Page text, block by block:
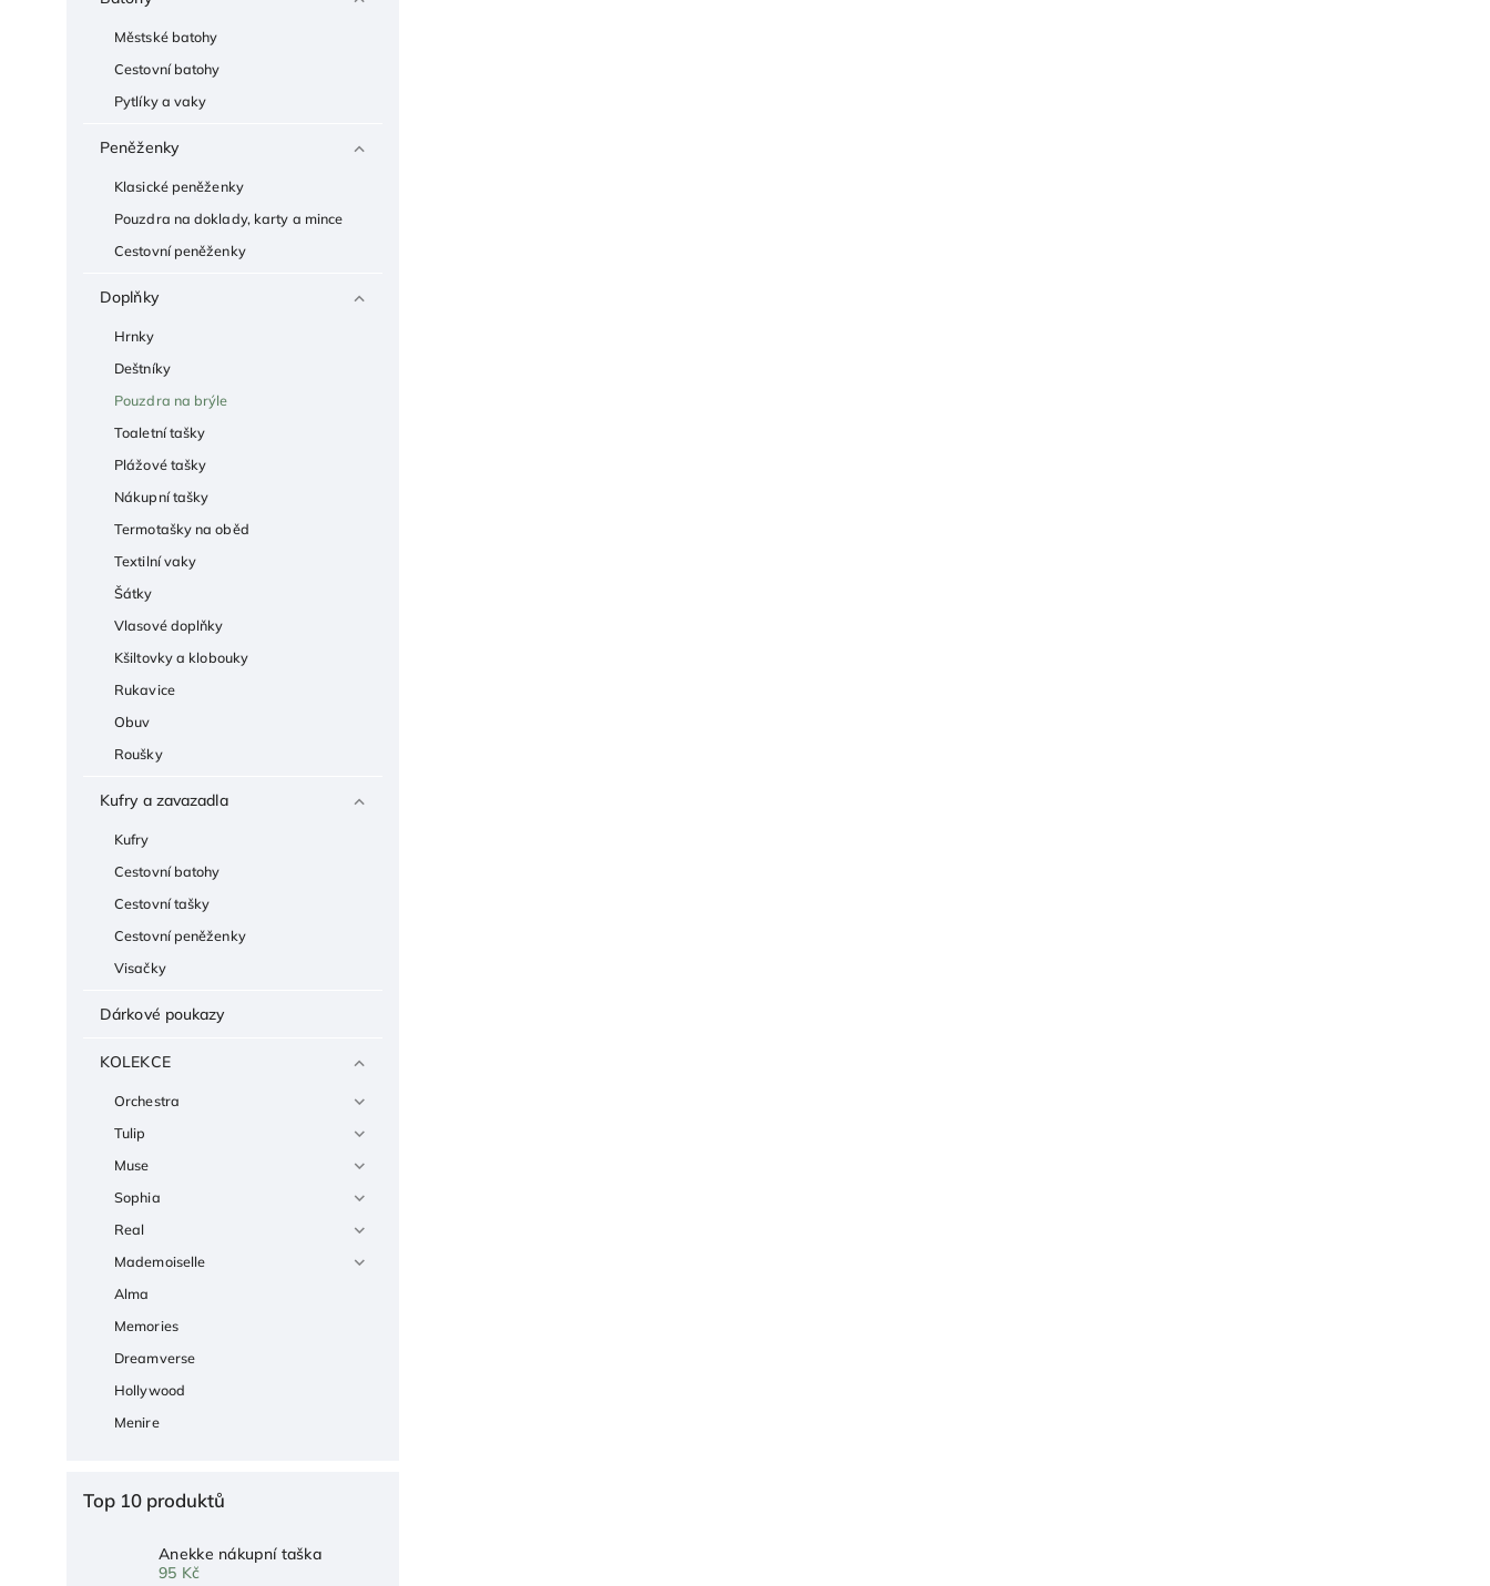
Městské batohy
Cestovní batohy
Pytlíky a vaky
Peněženky
Klasické peněženky
Pouzdra na doklady, karty a mince
Cestovní peněženky
Doplňky
Hrnky
Deštníky
Pouzdra na brýle
Toaletní tašky
Plážové tašky
Nákupní tašky
Termotašky na oběd
Textilní vaky
Šátky
Vlasové doplňky
Kšiltovky a klobouky
Rukavice
Obuv
Roušky
Kufry a zavazadla
Kufry
Cestovní batohy
Cestovní tašky
Cestovní peněženky
Visačky
Dárkové poukazy
KOLEKCE
Orchestra
Tulip
Muse
Sophia
Real
Mademoiselle
Alma
Memories
Dreamverse
Hollywood
Menire
Top 10 produktů
Anekke nákupní taška
95 Kč